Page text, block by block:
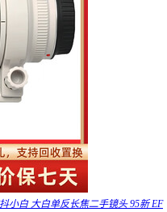
小白 大白单反长焦二手镜头 95新 EF